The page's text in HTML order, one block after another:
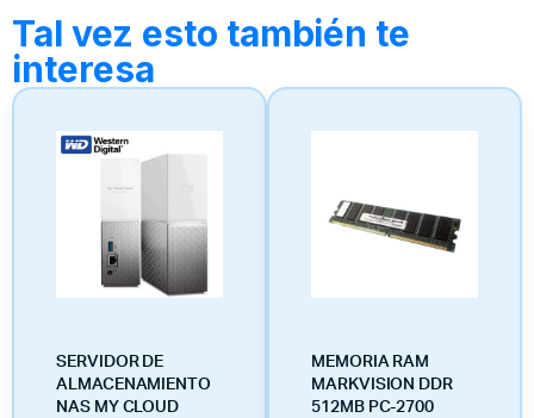
Tal vez esto también te
interesa
SERVIDOR DE
ALMACENAMIENTO
NAS MY CLOUD
MEMORIA RAM
MARKVISION DDR
512MB PC-2700